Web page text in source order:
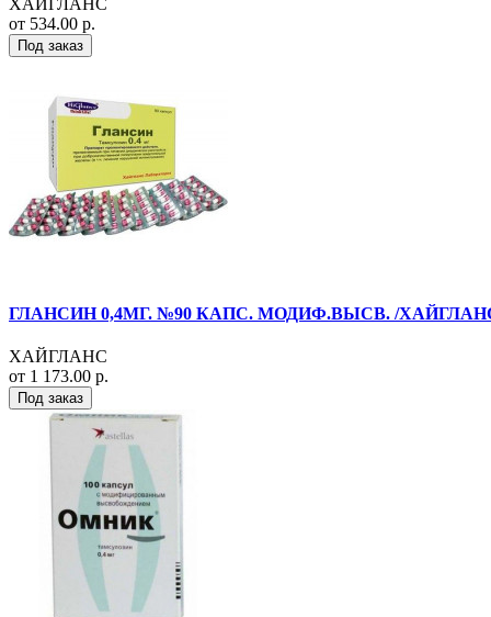
ХАЙГЛАНС
от 534.00 р.
Под заказ
ГЛАНСИН 0,4МГ. №90 КАПС. МОДИФ.ВЫСВ. /
ХАЙГЛАНС
от 1 173.00 р.
Под заказ